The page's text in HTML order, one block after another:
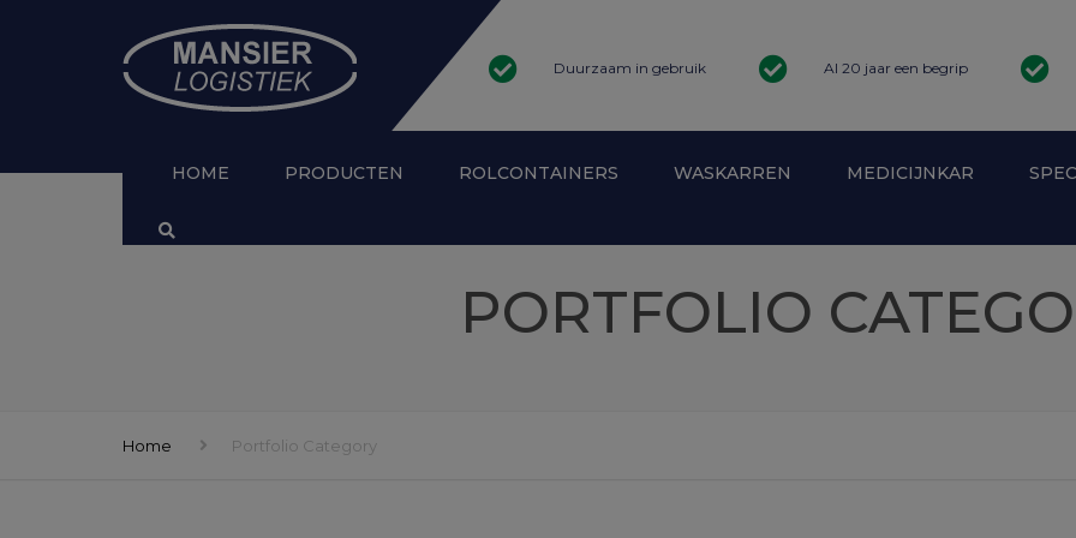
Duurzaam in gebruik Al 20 jaar een begrip
HOME PRODUCTEN
ALLE PRODUCTEN
MEDICIJNKAR BAXTERGESCHIKT
MAAT
ROLCONTAINERS
AFSLUITBARE ROLCONTAINER
ANTIDIEFSTAL ROLCONTAINERS
WASKARREN
WASKARREN ZORG
VEERBODEMWAGENS
MEDICIJNKAR
PORTFOLIO
Home Portfolio Category